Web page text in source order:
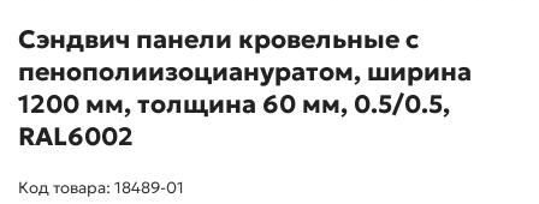
Сэндвич панели кровельные с
пенополиизоциануратом, ширина
1200 мм, толщина 60 мм, 0.5/0.5,
RAL6002
Код товара: 18489-01